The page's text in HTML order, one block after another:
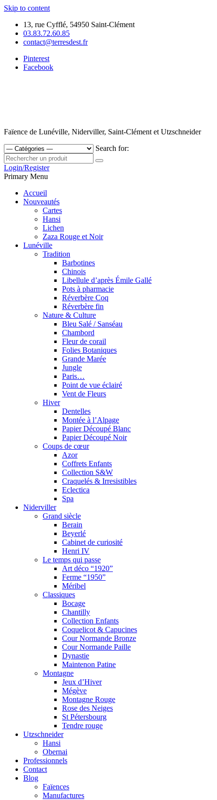
Skip to content
13, rue Cyfflé, 54950 Saint-Clément
03.83.72.60.85
contact@terresdest.fr
Pinterest
Facebook
Faïence de Lunéville, Niderviller, Saint-Clément et Utzschneider
Search for:
Login/Register
Primary Menu
Accueil
Nouveautés
Cartes
Hansi
Lichen
Zaza Rouge et Noir
Lunéville
Tradition
Barbotines
Chinois
Libellule d’après Émile Gallé
Pots à pharmacie
Réverbère Coq
Réverbère fin
Nature & Culture
Bleu Salé / Sanséau
Chambord
Fleur de corail
Folies Botaniques
Grande Marée
Jungle
Paris…
Point de vue éclairé
Vent de Fleurs
Hiver
Dentelles
Montée à l’Alpage
Papier Découpé Blanc
Papier Découpé Noir
Coups de cœur
Azor
Coffrets Enfants
Collection S&W
Craquelés & Irresistibles
Eclectica
Spa
Niderviller
Grand siècle
Berain
Beyerlé
Cabinet de curiosité
Henri IV
Le temps qui passe
Art déco “1920”
Ferme “1950”
Méribel
Classiques
Bocage
Chantilly
Collection Enfants
Coquelicot & Capucines
Cour Normande Bronze
Cour Normande Paille
Dynastie
Maintenon Patine
Montagne
Jeux d’Hiver
Mégève
Montagne Rouge
Rose des Neiges
St Pétersbourg
Tendre rouge
Utzschneider
Hansi
Obernai
Professionnels
Contact
Blog
Faïences
Manufactures